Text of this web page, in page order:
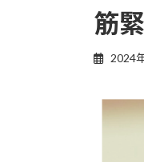
筋
2024